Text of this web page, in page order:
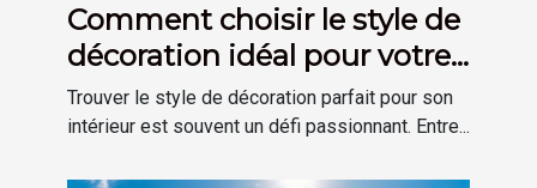
Comment choisir le style de
décoration idéal pour votre
maison
Trouver le style de décoration parfait pour son
intérieur est souvent un défi passionnant. Entre...